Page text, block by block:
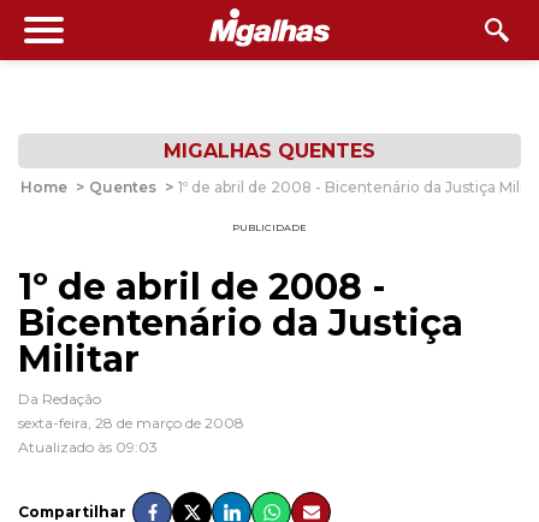
MIGALHAS QUENTES
Home > Quentes > 1º de abril de 2008 - Bicentenário da Justiça
PUBLICIDADE
1º de abril de 2008 -
Bicentenário da Justiça
Militar
Da Redação
sexta-feira, 28 de março de 2008
Atualizado às 09:03
Compartilhar